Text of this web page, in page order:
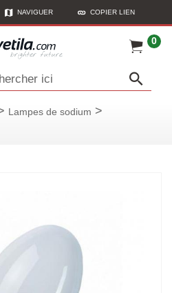
NAVIGUER COPIER LIEN
0
ici
Lampes de sodium >